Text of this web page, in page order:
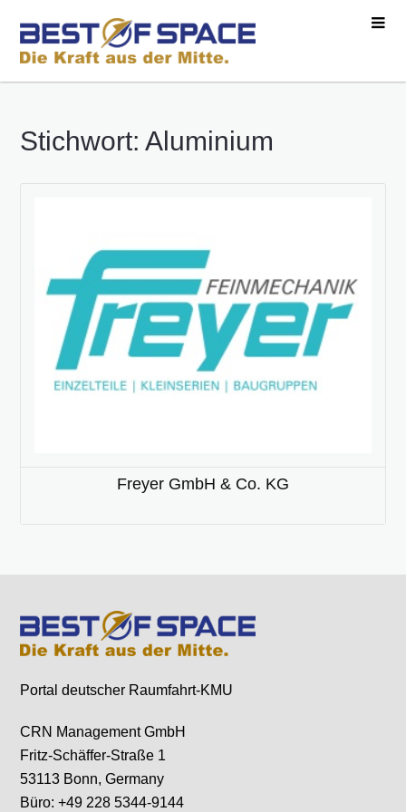
Stichwort: Aluminium
Freyer GmbH & Co. KG
Portal deutscher Raumfahrt-KMU
CRN Management GmbH
Fritz-Schäffer-Straße 1
53113 Bonn, Germany
Büro: +49 228 5344-9144